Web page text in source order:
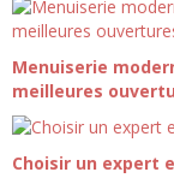
Menuiserie
meilleures
Choisir un expert